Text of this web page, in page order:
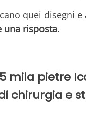
quei disegni
una risposta.
mila pietre
chirurgia e